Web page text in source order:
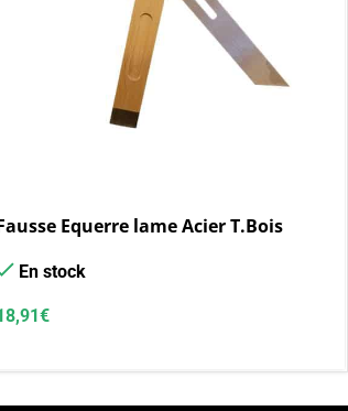
Equerre lame Acier T.Bois
En stock
€